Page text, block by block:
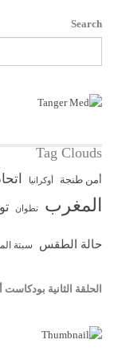
Search
Tag Clouds
أمن طنجة أوكرانيا
المغرب تطوان
حالة الطقس سبتة
الحلقة الثانية